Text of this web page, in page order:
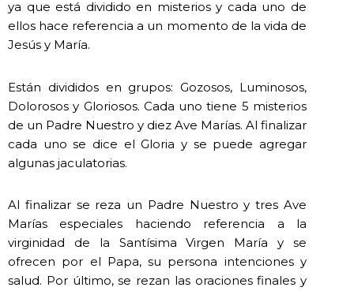
ya que está dividido en misterios y cada uno de
ellos hace referencia a un momento de la vida de
Jesús y María.
Están divididos en grupos: Gozosos, Luminosos,
Dolorosos y Gloriosos. Cada uno tiene 5 misterios
de un Padre Nuestro y diez Ave Marías. Al finalizar
cada uno se dice el Gloria y se puede agregar
algunas jaculatorias.
Al finalizar se reza un Padre Nuestro y tres Ave
Marías especiales haciendo referencia a la
virginidad de la Santísima Virgen María y se
ofrecen por el Papa, su persona intenciones y
salud. Por último, se rezan las oraciones finales y